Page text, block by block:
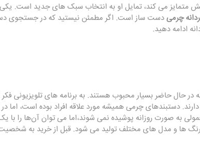
می کند، تمایل او به انتخاب سبک های جدید است. یکی
چرمیدست ساز است. اگر مطمئن نیستید که در جستجوی
ادامه دهید.
در حال حاضر بسیار محبوب هستند. به برنامه های تلویزیونی
دستبندهای چرمی همیشه مورد علاقه افراد بوده است، اما
به‌ صورت روزانه پوشیده نمی ‌شوند،اما می ‌توان آن‌ها را با
ها و مدل های مختلف تولید می شود. قبل از خرید به